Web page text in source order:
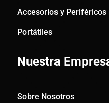
Accesorios y Periféricos
Portátiles
Nuestra
Sobre Nosotros